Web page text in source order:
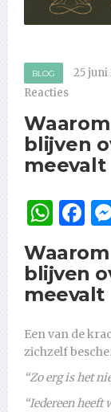
BLOG 25 juni
Reacties
blijven
meevalt
blijven
meevalt
Een van de
zichzelf
“Zo erg is het
“Iedereen heeft